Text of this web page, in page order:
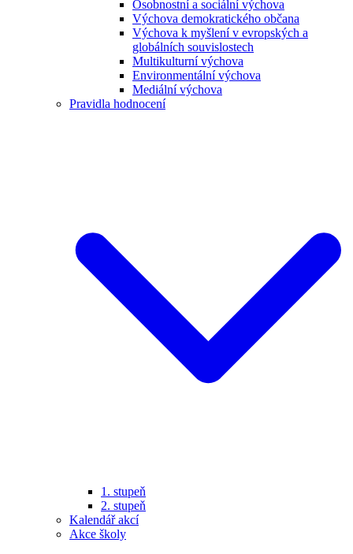
Osobnostní a sociální výchova
Výchova demokratického občana
Výchova k myšlení v evropských a
globálních souvislostech
Multikulturní výchova
Environmentální výchova
Mediální výchova
Pravidla hodnocení
1. stupeň
2. stupeň
Kalendář akcí
Akce školy